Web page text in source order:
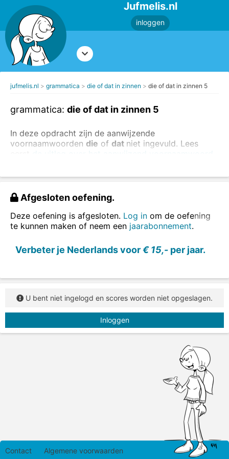
Jufmelis.nl
inloggen
jufmelis.nl grammatica die of dat in zinnen die of dat in zinnen 5
grammatica: die of dat in zinnen 5
In deze opdracht zijn de aanwijzende
voornaamwoorden die of dat niet ingevuld. Lees
Afgesloten oefening.
Deze oefening is afgesloten. Log in om de oefening
te kunnen maken of neem een jaarabonnement.
Verbeter je Nederlands voor€ 15,- per jaar.
U bent niet ingelogd en scores worden niet opgeslagen.
Inloggen
Contact Algemene voorwaarden